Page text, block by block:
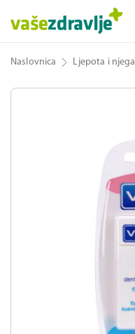
Naslovnica Ljepota i njega